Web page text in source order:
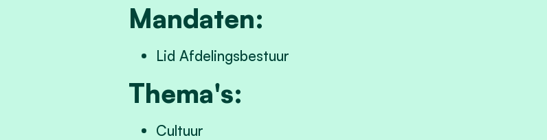
Mandaten:
Lid Afdelingsbestuur
Thema's:
Cultuur